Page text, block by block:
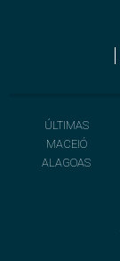
ÚLTIMAS
MACEIÓ
ALAGOAS